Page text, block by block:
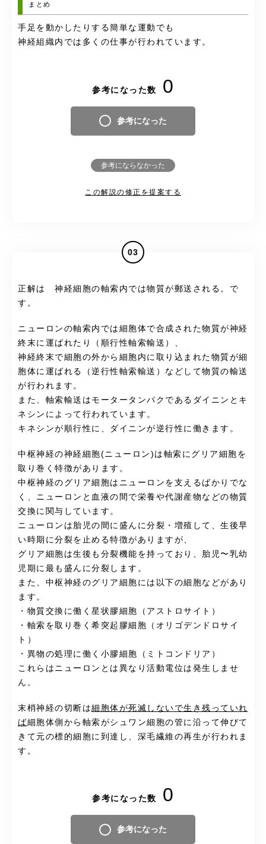
まとめ
手足を動かしたりする簡単な運動でも
神経組織内では多くの仕事が行われています。
参考になった数 0
参考になった
参考にならなかった
この解説の修正を提案する
03
正解は 神経細胞の軸索内では物質が郵送される。で
す。
ニューロンの軸索内では細胞体で合成された物質が神経
終末に運ばれたり（順行性軸索輸送）、
神経終末で細胞の外から細胞内に取り込まれた物質が細
胞体に運ばれる（逆行性軸索輸送）などして物質の輸送
が行われます。
また、軸索輸送はモータータンパクであるダイニンとキ
ネシンによって行われています。
キネシンが順行性に、ダイニンが逆行性に働きます。
中枢神経の神経細胞(ニューロン)は軸索にグリア細胞を
取り巻く特徴があります。
中枢神経のグリア細胞はニューロンを支えるばかりでな
く、ニューロンと血液の間で栄養や代謝産物などの物質
交換に関与しています。
ニューロンは胎児の間に盛んに分裂・増殖して、生後早
い時期に分裂を止める特徴がありますが、
グリア細胞は生後も分裂機能を持っており、胎児〜乳幼
児期に最も盛んに分裂します。
また、中枢神経のグリア細胞には以下の細胞などがあり
ます。
・物質交換に働く星状膠細胞（アストロサイト）
・軸索を取り巻く希突起膠細胞（オリゴデンドロサイ
ト）
・異物の処理に働く小膠細胞（ミトコンドリア）
これらはニューロンとは異なり活動電位は発生しませ
ん。
末梢神経の切断は細胞体が死滅しないで生き残っていれ
ば細胞体側から軸索がシュワン細胞の管に沿って伸びて
きて元の標的細胞に到達し、深毛繊維の再生が行われま
す。
参考になった数 0
参考になった